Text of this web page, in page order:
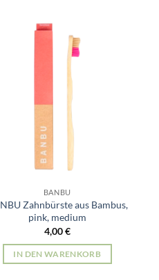
BANBU
Zahnbürste aus Bambus,
pink, medium
4,00€
IN DEN WARENKORB